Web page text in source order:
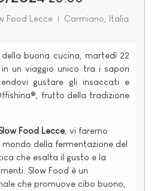
Food Lecce | Carmiano, Italia
buona cucina, martedì 22
un viaggio unico tra i sapori
gustare gli insaccati e
frutto della tradizione
Food Lecce, vi faremo
della fermentazione del
che esalta il gusto e la
Slow Food è un
che promuove cibo buono,